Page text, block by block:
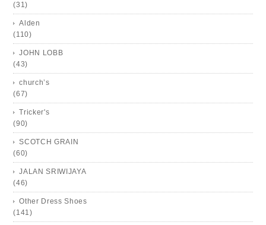
(31)
Alden
(110)
JOHN LOBB
(43)
church’s
(67)
Tricker's
(90)
SCOTCH GRAIN
(60)
JALAN SRIWIJAYA
(46)
Other Dress Shoes
(141)